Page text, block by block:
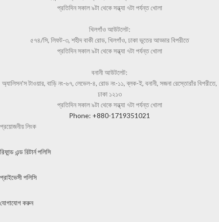
প্রতিদিন সকাল ৯টা থেকে সন্ধ্যা ৭টা পর্যন্ত খোলা
খিলগাঁও আউটলেট:
৫৭৪/সি, লিফট-৩, শহীদ বাকী রোড, খিলগাঁও, ঢাকা ভূতের আড্ডার বিপরীতে
প্রতিদিন সকাল ৯টা থেকে সন্ধ্যা ৭টা পর্যন্ত খোলা
বনানী আউটলেট:
অ্যালিসন'স টাওয়ার, বাড়ি নং-৬৭, লেভেল-৪, রোড নং-১১, ব্লক-ই, বনানী, সজনা রেস্তোরাঁর বিপরীতে,
ঢাকা ১২১৩
প্রতিদিন সকাল ৯টা থেকে সন্ধ্যা ৭টা পর্যন্ত খোলা
Phone: +880-1719351021
প্রয়োজনীয় লিংক
রিফান্ড এন্ড রিটার্ন পলিসি
প্রাইভেসী পলিসি
যোগাযোগ করুন